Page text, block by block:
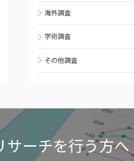
海外調査
学術調査
その他調査
サーチを行う方